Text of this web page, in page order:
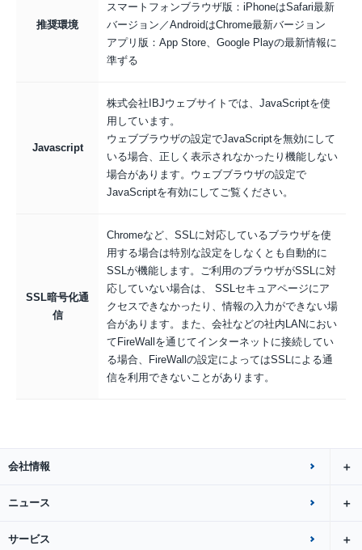
推奨環境
スマートフォンブラウザ版：iPhoneはSafari最新
バージョン／AndroidはChrome最新バージョン
アプリ版：App Store、Google Playの最新情報に
準ずる
Javascript
株式会社IBJウェブサイトでは、JavaScriptを使
用しています。
ウェブブラウザの設定でJavaScriptを無効にして
いる場合、正しく表示されなかったり機能しない
場合があります。 ウェブブラウザの設定で
JavaScriptを有効にしてご覧ください。
SSL暗号化通
信
Chromeなど、SSLに対応しているブラウザを使
用する場合は特別な設定をしなくとも自動的に
SSLが機能します。ご利用のブラウザがSSLに対
応していない場合は、 SSLセキュアページにア
クセスできなかったり、情報の入力ができない場
合があります。また、会社などの社内LANにおい
てFireWallを通じてインターネットに接続してい
る場合、FireWallの設定によってはSSLによる通
信を利用できないことがあります。
会社情報
ニュース
サービス